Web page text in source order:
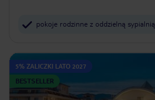
pokoje rodzinne z oddzielną sypialnią
5% ZALICZKI LATO 2027
BESTSELLER